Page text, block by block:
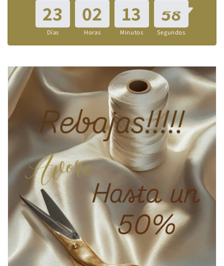
23 02 13 56